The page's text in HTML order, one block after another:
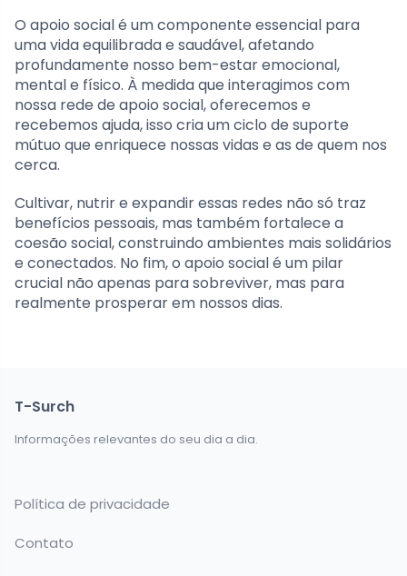
O apoio social é um componente essencial para
uma vida equilibrada e saudável, afetando
profundamente nosso bem-estar emocional,
mental e físico. À medida que interagimos com
nossa rede de apoio social, oferecemos e
recebemos ajuda, isso cria um ciclo de suporte
mútuo que enriquece nossas vidas e as de quem nos
cerca.
Cultivar, nutrir e expandir essas redes não só traz
benefícios pessoais, mas também fortalece a
coesão social, construindo ambientes mais solidários
e conectados. No fim, o apoio social é um pilar
crucial não apenas para sobreviver, mas para
realmente prosperar em nossos dias.
T-Surch
Informações relevantes do seu dia a dia.
Política de privacidade
Contato